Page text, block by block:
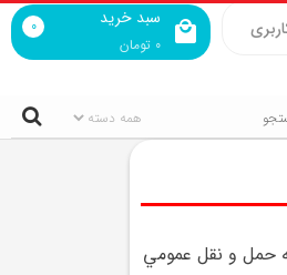
سبد خرید
0 تومان
0
کرايه حمل‌ و نقل عمومي